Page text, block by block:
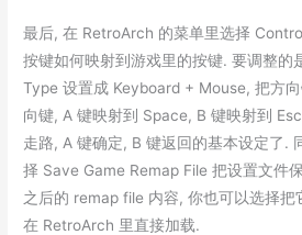
最后, 在 RetroArch 的菜单里选择
按键如何映射到游戏里的按键. 要调整的
Type 设置成 Keyboard + Mouse, 把方
向键, A 键映射到 Space, B 键映射到
走路, A 键确定, B 键返回的基本设定了.
择 Save Game Remap File 把设置文件
之后的 remap file 内容, 你也可以选择把
在 RetroArch 里直接加载.